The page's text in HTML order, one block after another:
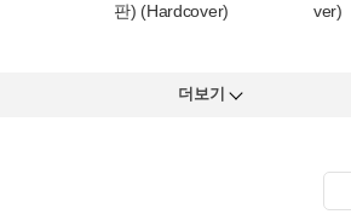
판) (Hardcover)
ver)
더보기